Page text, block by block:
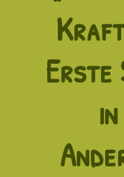
Erste